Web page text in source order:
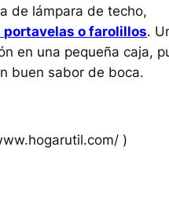
de lámpara de techo,
portavelas o farolillos.
en una pequeña caja,
buen sabor de boca.
)